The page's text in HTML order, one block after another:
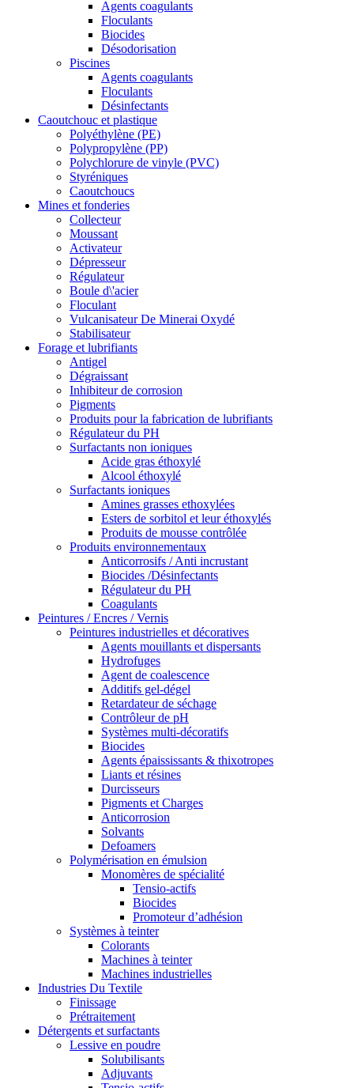
Agents coagulants
Floculants
Biocides
Désodorisation
Piscines
Agents coagulants
Floculants
Désinfectants
Caoutchouc et plastique
Polyéthylène (PE)
Polypropylène (PP)
Polychlorure de vinyle (PVC)
Styréniques
Caoutchoucs
Mines et fonderies
Collecteur
Moussant
Activateur
Dépresseur
Régulateur
Boule d\'acier
Floculant
Vulcanisateur De Minerai Oxydé
Stabilisateur
Forage et lubrifiants
Antigel
Dégraissant
Inhibiteur de corrosion
Pigments
Produits pour la fabrication de lubrifiants
Régulateur du PH
Surfactants non ioniques
Acide gras éthoxylé
Alcool éthoxylé
Surfactants ioniques
Amines grasses ethoxylées
Esters de sorbitol et leur éthoxylés
Produits de mousse contrôlée
Produits environnementaux
Anticorrosifs / Anti incrustant
Biocides /Désinfectants
Régulateur du PH
Coagulants
Peintures / Encres / Vernis
Peintures industrielles et décoratives
Agents mouillants et dispersants
Hydrofuges
Agent de coalescence
Additifs gel-dégel
Retardateur de séchage
Contrôleur de pH
Systèmes multi-décoratifs
Biocides
Agents épaississants & thixotropes
Liants et résines
Durcisseurs
Pigments et Charges
Anticorrosion
Solvants
Defoamers
Polymérisation en émulsion
Monomères de spécialité
Tensio-actifs
Biocides
Promoteur d’adhésion
Systèmes à teinter
Colorants
Machines à teinter
Machines industrielles
Industries Du Textile
Finissage
Prétraitement
Détergents et surfactants
Lessive en poudre
Solubilisants
Adjuvants